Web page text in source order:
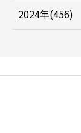
2024年(456)